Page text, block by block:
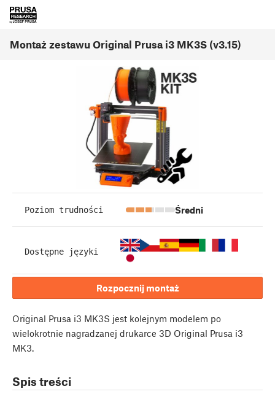
Montaż zestawu Original Prusa i3 MK3S (v3.15)
Poziom trudności Średni
Dostępne języki
Rozpocznij montaż
Original Prusa i3 MK3S jest kolejnym modelem po
wielokrotnie nagradzanej drukarce 3D Original Prusa i3
MK3.
Spis treści